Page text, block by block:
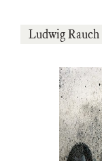
Ludwig Rauch